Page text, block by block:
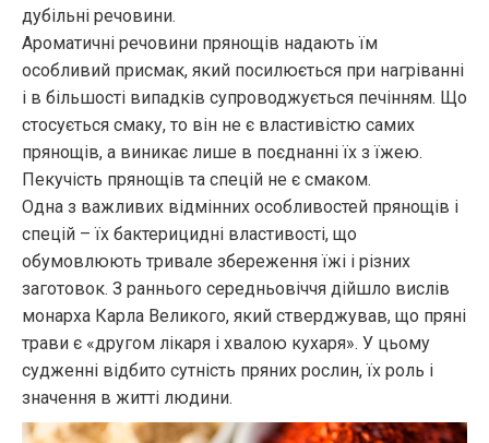
дубільні речовини.
Ароматичні речовини прянощів надають їм
особливий присмак, який посилюється при нагріванні
і в більшості випадків супроводжується печінням. Що
стосується смаку, то він не є властивістю самих
прянощів, а виникає лише в поєднанні їх з їжею.
Пекучість прянощів та спецій не є смаком.
Одна з важливих відмінних особливостей прянощів і
спецій – їх бактерицидні властивості, що
обумовлюють тривале збереження їжі і різних
заготовок. З раннього середньовіччя дійшло вислів
монарха Карла Великого, який стверджував, що пряні
трави є «другом лікаря і хвалою кухаря». У цьому
судженні відбито сутність пряних рослин, їх роль і
значення в житті людини.